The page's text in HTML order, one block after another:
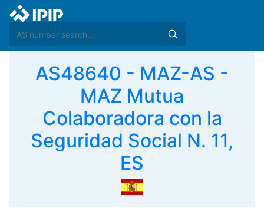
AS48640 - MAZ-AS -
MAZ Mutua
Colaboradora con la
Seguridad Social N. 11,
ES